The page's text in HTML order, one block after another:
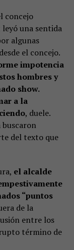
concejo
una sentida
algunas
el concejo.
impotencia
hombres y
show.
a la
, duele.
buscaron
del texto que
el alcalde
“puntos
de la
entre los
término de